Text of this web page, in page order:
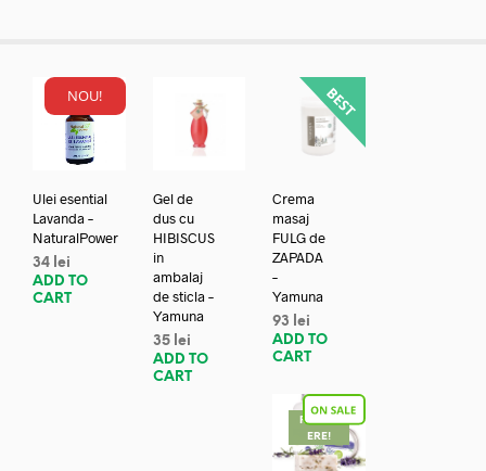
NOU!
Ulei esential
Lavanda –
NaturalPower
34 lei
ADD TO
CART
Gel de
dus cu
HIBISCUS
in
ambalaj
de sticla –
Yamuna
35 lei
ADD TO
CART
Crema
masaj
FULG de
ZAPADA
–
Yamuna
93
lei
ADD TO
CART
REDUC
ERE!